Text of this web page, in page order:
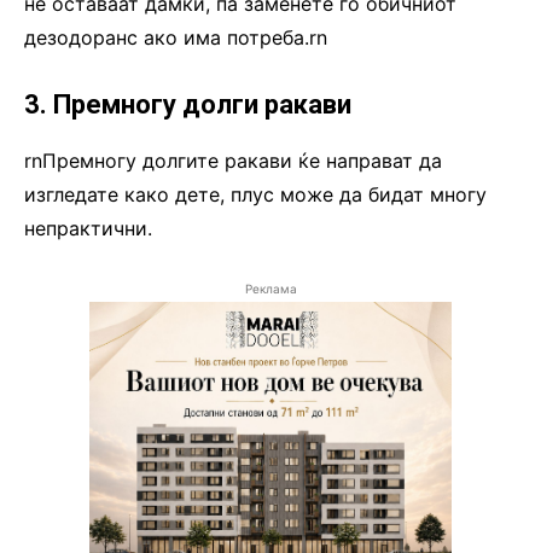
дезодоранс ако има потреба.rn
3. Премногу долги ракави
rnПремногу долгите ракави ќе направат да
изгледате како дете, плус може да бидат многу
непрактични.
Реклама